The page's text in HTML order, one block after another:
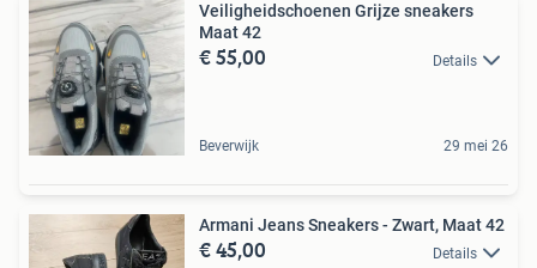
Veiligheidschoenen Grijze sneakers
Maat 42
€ 55,00 Details
Beverwijk 29 mei 26
Armani Jeans Sneakers - Zwart, Maat 42
€ 45,00 Details